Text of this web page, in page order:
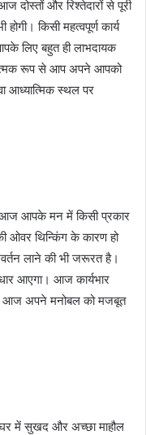
दोस्तों और रिश्तेदारों से पूरी
किसी महत्वपूर्ण कार्य
लिए बहुत ही लाभदायक
रूप से आप अपने आपको
स्थल पर
आपके मन में किसी प्रकार
ओवर थिन्किंग के कारण हो
लाने की भी जरूरत है।
आएगा। आज कार्यभार
आज अपने मनोबल को मजबूत
में सुखद और अच्छा माहौल